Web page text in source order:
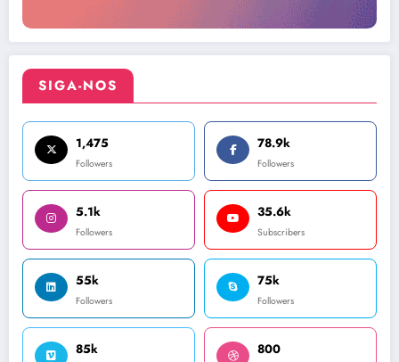
SIGA-NOS
1,475
Followers
78.9k
Followers
5.1k
Followers
35.6k
Subscribers
55k
Followers
75k
Followers
85k 800